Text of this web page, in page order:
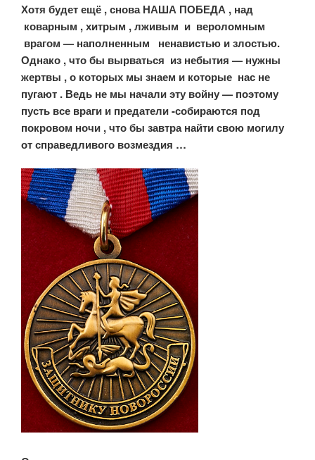
Хотя будет ещё , снова НАША ПОБЕДА , над
коварным , хитрым , лживым и вероломным
врагом — наполненным ненавистью и злостью.
Однако , что бы вырваться из небытия — нужны
жертвы , о которых мы знаем и которые нас не
пугают . Ведь не мы начали эту войну — поэтому
пусть все враги и предатели -собираются под
покровом ночи , что бы завтра найти свою могилу
от справедливого возмездия …